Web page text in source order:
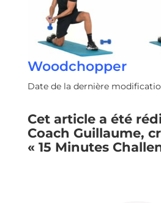
Woodchopper
Date de la dernière
Cet article a été
Coach Guillaume,
« 15 Minutes